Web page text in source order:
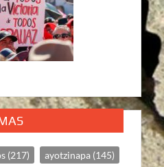
(217) ayotzinapa (145)